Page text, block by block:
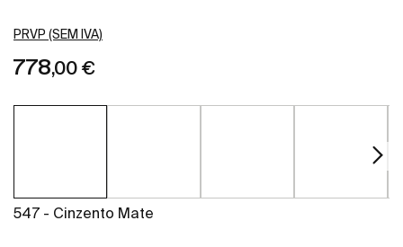
PRVP (SEM IVA)
778,00 €
547 - Cinzento Mate